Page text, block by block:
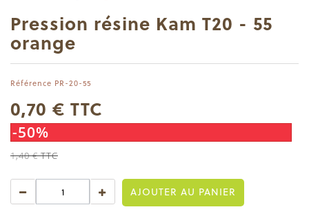
Pression résine Kam T20 - 55
orange
Référence PR-20-55
0,70 € TTC
-50%
1,40 €TTC
AJOUTER AU PANIER